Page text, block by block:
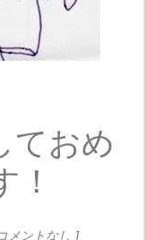
ておめ
メントなし